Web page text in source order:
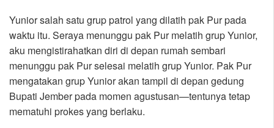
Yunior salah satu grup patrol yang dilatih pak Pur pada
waktu itu. Seraya menunggu pak Pur melatih grup Yunior,
aku mengistirahatkan diri di depan rumah sembari
menunggu pak Pur selesai melatih grup Yunior. Pak Pur
mengatakan grup Yunior akan tampil di depan gedung
Bupati Jember pada momen agustusan—tentunya tetap
mematuhi prokes yang berlaku.